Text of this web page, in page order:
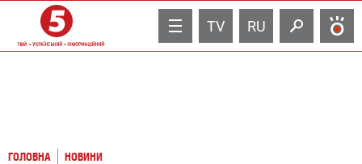
TV RU
ГОЛОВНА НОВИНИ